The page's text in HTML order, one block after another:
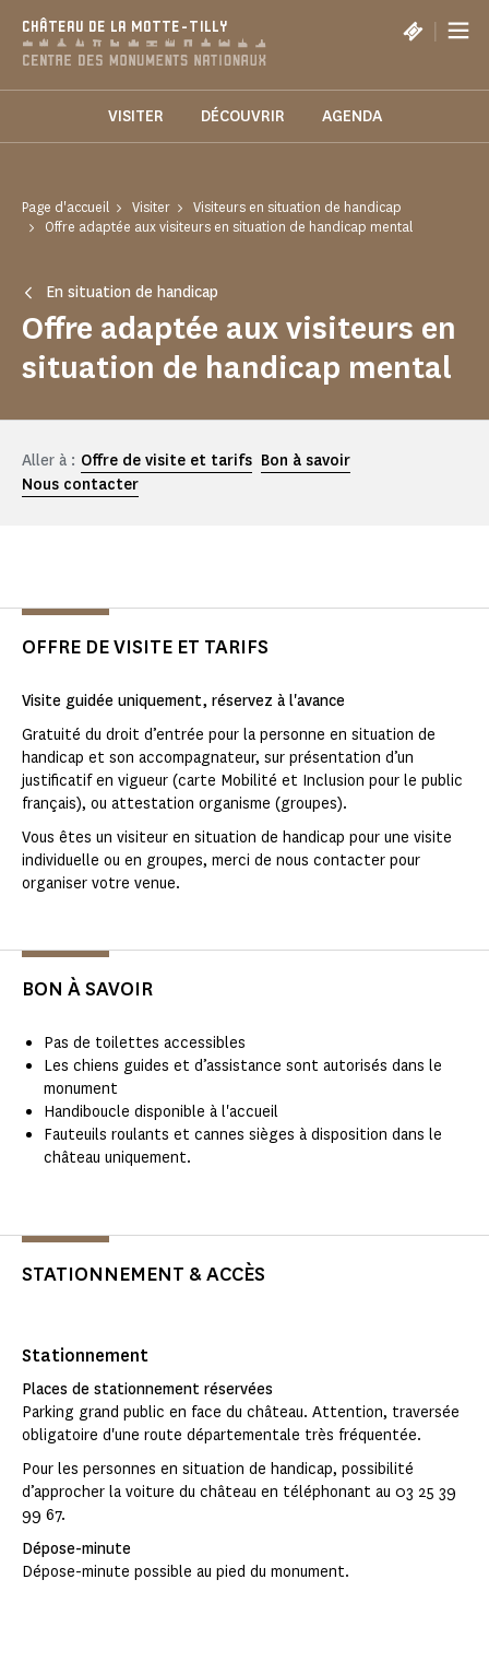
CHÂTEAU DE LA MOTTE-TILLY |
VISITER DÉCOUVRIR AGENDA
Page d'accueil Visiter
Visiteurs en situation de handicap
Offre adaptée aux visiteurs en situation de handicap mental
En situation de handicap
Offre adaptée aux visiteurs en
situation de handicap mental
Aller à : Offre de visite et tarifs Bon à savoir
Nous contacter
OFFRE DE VISITE ET TARIFS
Visite guidée uniquement, réservez à l'avance
Gratuité du droit d’entrée pour la personne en situation de
handicap et son accompagnateur, sur présentation d’un
justificatif en vigueur (carte Mobilité et Inclusion pour le public
français), ou attestation organisme (groupes).
Vous êtes un visiteur en situation de handicap pour une visite
individuelle ou en groupes, merci de nous contacter pour
organiser votre venue.
BON À SAVOIR
Pas de toilettes accessibles
Les chiens guides et d’assistance sont autorisés dans le
monument
Handiboucle disponible à l'accueil
Fauteuils roulants et cannes sièges à disposition dans le
château uniquement.
STATIONNEMENT & ACCÈS
Stationnement
Places de stationnement réservées
Parking grand public en face du château. Attention, traversée
obligatoire d'une route départementale très fréquentée.
Pour les personnes en situation de handicap, possibilité
d’approcher la voiture du château en téléphonant au 03 25 39
99 67.
Dépose-minute
Dépose-minute possible au pied du monument.